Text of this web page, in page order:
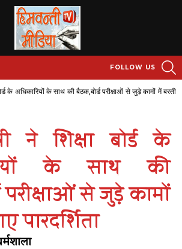
FOLLOW US
के अधिकारियों के साथ की बैठक,बोर्ड परीक्षाओं से जुड़े कामों में बरती
ने शिक्षा बोर्ड के
के साथ की
परीक्षाओं से जुड़े कामों
पारदर्शिता